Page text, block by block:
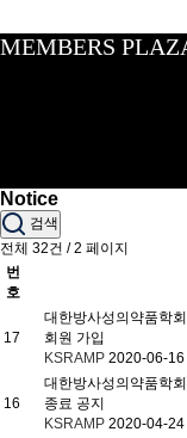
MEMBERS
Notice
검색
전체 32건 / 2 페이지
번
호
17
대한방사성의약품학
회원 가입
KSRAMP 2020-06-16
16
대한방사성의약품학
종료 공지
KSRAMP 2020-04-24